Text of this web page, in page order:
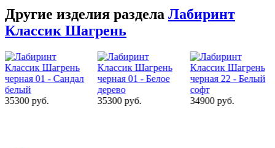
Другие изделия раздела Лабиринт
Классик Шагрень
35300 руб. 35300 руб. 34900 руб.